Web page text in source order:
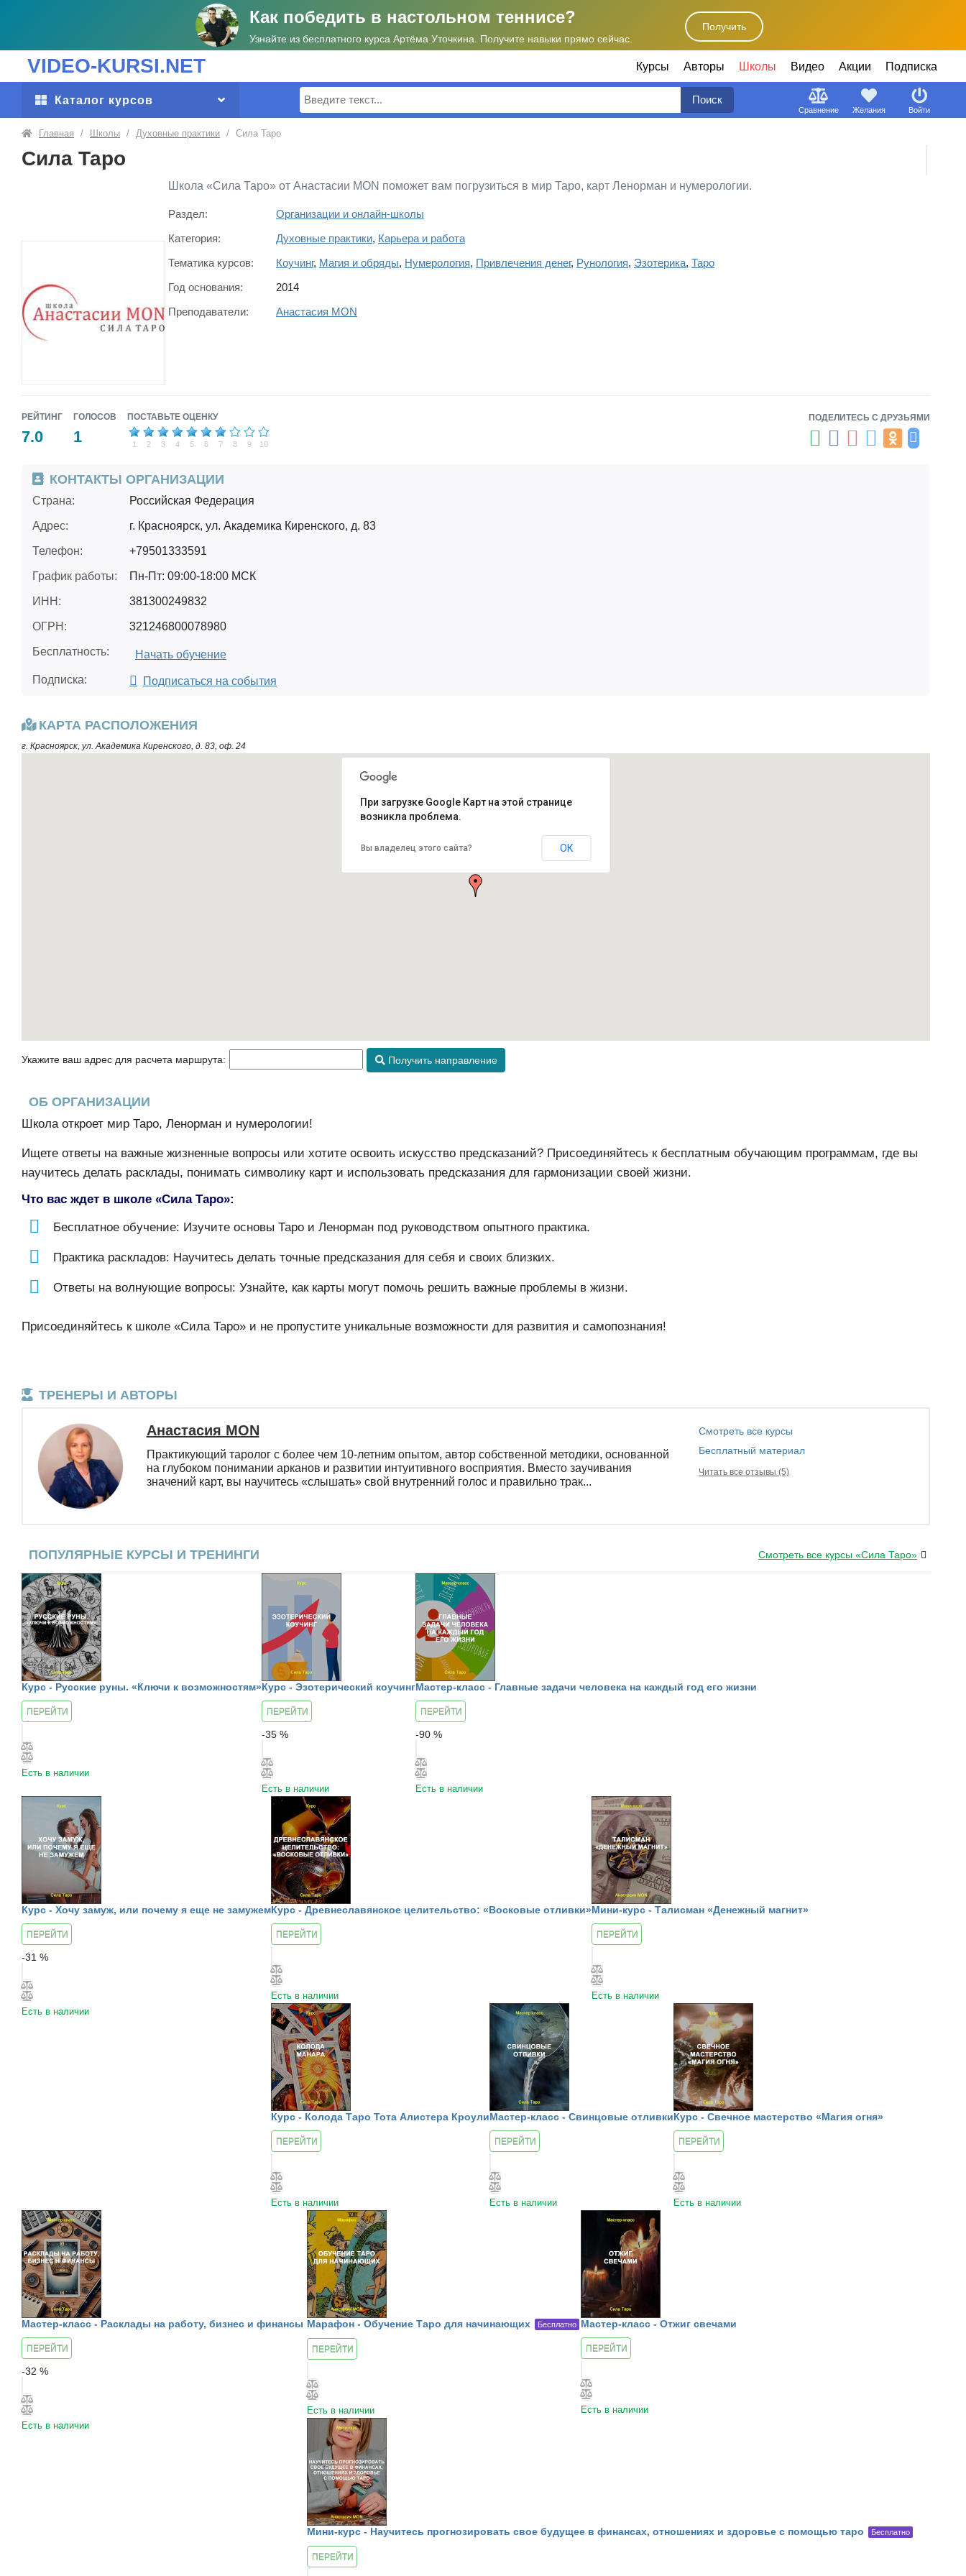
Как победить в настольном теннисе?
Узнайте из бесплатного курса Артёма Уточкина. Получите навыки прямо сейчас.
Получить
VIDEO-KURSI.NET Курсы Авторы Школы Видео Акции Подписка
Каталог курсов Поиск Поиск
Сравнение Желания Войти
Главная / Школы / Духовные практики / Сила Таро
Сила Таро
Школа «Сила Таро» от Анастасии MON поможет вам погрузиться в мир Таро, карт Ленорман и нумерологии.
Раздел:
Организации и онлайн-школы
Категория:
Духовные практики, Карьера и работа
Тематика курсов:
Коучинг, Магия и обряды, Нумерология, Привлечения денег, Рунология, Эзотерика, Таро
Год основания:
2014
Преподаватели:
Анастасия MON
РЕЙТИНГ
7.0
ГОЛОСОВ
1
ПОСТАВЬТЕ ОЦЕНКУ
10
9
8
7
6
5
4
3
2
1
ПОДЕЛИТЕСЬ С ДРУЗЬЯМИ
КОНТАКТЫ ОРГАНИЗАЦИИ
Страна: Российская Федерация
Адрес: г. Красноярск, ул. Академика Киренского, д. 83
Телефон: +79501333591
График работы: Пн-Пт: 09:00-18:00 МСК
ИНН: 381300249832
ОГРН: 321246800078980
Бесплатность: Начать обучение
Подписка: Подписаться на события
КАРТА РАСПОЛОЖЕНИЯ
г. Красноярск, ул. Академика Киренского, д. 83, оф. 24
При загрузке Google Карт на этой странице
возникла проблема.
Вы владелец этого сайта? ОК
Укажите ваш адрес для расчета маршрута: Получить направление
ОБ ОРГАНИЗАЦИИ
Школа откроет мир Таро, Ленорман и нумерологии!
Ищете ответы на важные жизненные вопросы или хотите освоить искусство предсказаний? Присоединяйтесь к бесплатным обучающим программам, где вы
научитесь делать расклады, понимать символику карт и использовать предсказания для гармонизации своей жизни.
Что вас ждет в школе «Сила Таро»:
Бесплатное обучение: Изучите основы Таро и Ленорман под руководством опытного практика.
Практика раскладов: Научитесь делать точные предсказания для себя и своих близких.
Ответы на волнующие вопросы: Узнайте, как карты могут помочь решить важные проблемы в жизни.
Присоединяйтесь к школе «Сила Таро» и не пропустите уникальные возможности для развития и самопознания!
ТРЕНЕРЫ И АВТОРЫ
Анастасия MON
Практикующий таролог с более чем 10-летним опытом, автор собственной методики, основанной
на глубоком понимании арканов и развитии интуитивного восприятия. Вместо заучивания
значений карт, вы научитесь «слышать» свой внутренний голос и правильно трак...
Смотреть все курсы
Бесплатный материал
Читать все отзывы (5)
ПОПУЛЯРНЫЕ КУРСЫ И ТРЕНИНГИ Смотреть все курсы «Сила Таро»
Курс - Русские руны. «Ключи к возможностям»
ПЕРЕЙТИ
Есть в наличии
Курс - Эзотерический коучинг
ПЕРЕЙТИ
-35 %
Есть в наличии
Мастер-класс - Главные задачи человека на каждый год его жизни
ПЕРЕЙТИ
-90 %
Есть в наличии
Курс - Хочу замуж, или почему я еще не замужем
ПЕРЕЙТИ
-31 %
Есть в наличии
Курс - Древнеславянское целительство: «Восковые отливки»
ПЕРЕЙТИ
Есть в наличии
Мини-курс - Талисман «Денежный магнит»
ПЕРЕЙТИ
Есть в наличии
Курс - Колода Таро Тота Алистера Кроули
ПЕРЕЙТИ
Есть в наличии
Мастер-класс - Свинцовые отливки
ПЕРЕЙТИ
Есть в наличии
Курс - Свечное мастерство «Магия огня»
ПЕРЕЙТИ
Есть в наличии
Мастер-класс - Расклады на работу, бизнес и финансы
ПЕРЕЙТИ
-32 %
Есть в наличии
Марафон - Обучение Таро для начинающих Бесплатно
ПЕРЕЙТИ
Есть в наличии
Мастер-класс - Отжиг свечами
ПЕРЕЙТИ
Есть в наличии
Мини-курс - Научитесь прогнозировать свое будущее в финансах, отношениях и здоровье с помощью таро Бесплатно
ПЕРЕЙТИ